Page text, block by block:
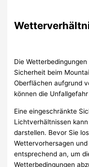
Die
Sicherheit beim
Oberflächen aufgrund
können die
Eine eingeschränkte
Lichtverhältnissen
darstellen. Bevor Sie
Wettervorhersagen
entsprechend an, um
Wetterbedingungen